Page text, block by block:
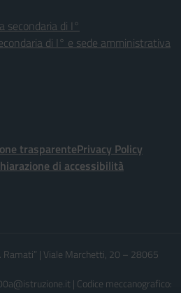
secondaria di I°
di I° e sede amministrativa
trasparentePrivacy Policy
di accessibilità
Ramati” | Viale Marchetti, 20 – 28065
| Codice meccanografico: